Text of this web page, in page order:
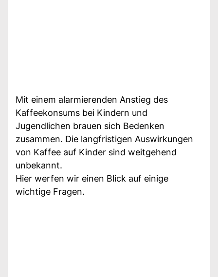
Mit einem alarmierenden Anstieg des
Kaffeekonsums bei Kindern und
Jugendlichen brauen sich Bedenken
zusammen. Die langfristigen Auswirkungen
von Kaffee auf Kinder sind weitgehend
unbekannt.
Hier werfen wir einen Blick auf einige
wichtige Fragen.